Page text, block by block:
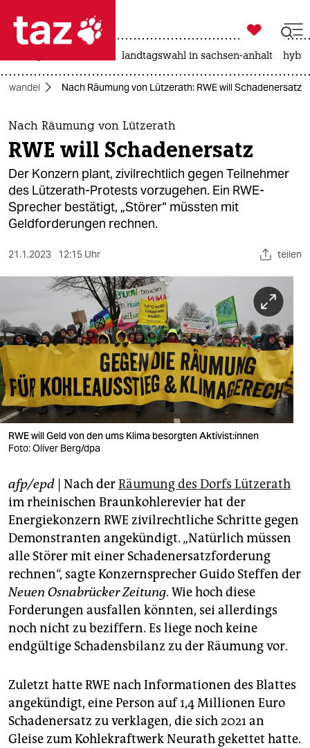
 taz zahl ich
taz zahl ich
themen
politik
öko
gesellschaft
kultur
sport
nord
wahrheit
verlag
verlag
shop
fragen & hilfe
unterstützen
abo
genossenschaft
epaper login

taz zahl ich
landtagswahl in sachsen-anhalt
Nach Räumung von Lützerath: RWE will Schadenersatz
Nach Räumung von Lützerath
RWE will Schadenersatz
Der Konzern plant, zivilrechtlich gegen Teil­neh­me­r
des Lützerath-Protests vorzugehen. Ein RWE-
Sprecher bestätigt, „Störer“ müssten mit
Geldforderungen rechnen.
21.1.2023 12:15 Uhr teilen
RWE will Geld von den ums Klima besorgten Ak­ti­vis­t:in­nen
Foto: Oliver Berg/dpa
afp/epd | Nach derRäumung des Dorfs Lützerath
im rheinischen Braunkohlerevier hat der
Energiekonzern RWE zivilrechtliche Schritte gegen
Demonstranten angekündigt. „Natürlich müssen
alle Störer mit einer Schadenersatzforderung
rechnen“, sagte Konzernsprecher Guido Steffen der
Neuen Osnabrücker Zeitung. Wie hoch diese
Forderungen ausfallen könnten, sei allerdings
noch nicht zu beziffern. Es liege noch keine
endgültige Schadensbilanz zu der Räumung vor.
Zuletzt hatte RWE nach Informationen des Blattes
angekündigt, eine Person auf 1,4 Millionen Euro
Schadenersatz zu verklagen, die sich 2021 an
Gleise zum Kohlekraftwerk Neurath gekettet hatte.